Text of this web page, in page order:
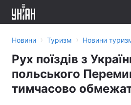
Новини › Туризм › Новини
Рух поїздів з
польського
тимчасово